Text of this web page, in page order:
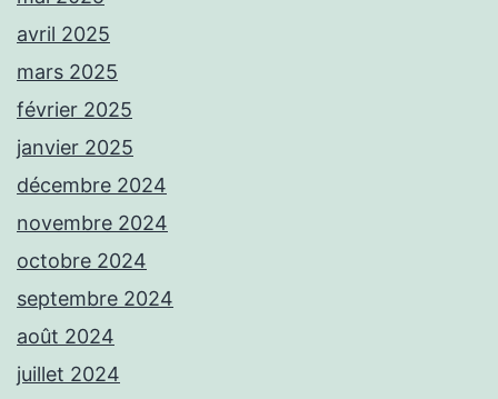
avril 2025
mars 2025
février 2025
janvier 2025
décembre 2024
novembre 2024
octobre 2024
septembre 2024
août 2024
juillet 2024